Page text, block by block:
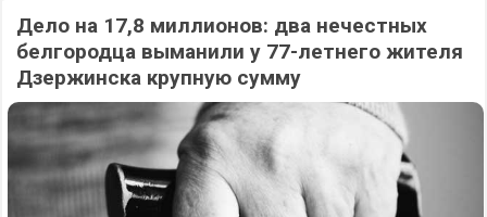
Дело на 17,8 миллионов: два нечестных
белгородца выманили у 77-летнего жителя
Дзержинска крупную сумму